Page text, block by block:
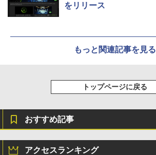
をリリース
もっと関連記事を見る
トップページに戻る
おすすめ記事
アクセスランキング